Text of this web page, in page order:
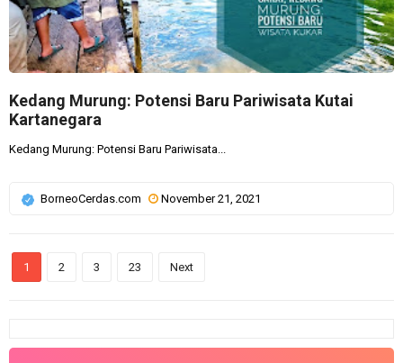
Kedang Murung: Potensi Baru Pariwisata Kutai
Kartanegara
Kedang Murung: Potensi Baru Pariwisata...
BorneoCerdas.com November 21, 2021
1 2 3 23 Next